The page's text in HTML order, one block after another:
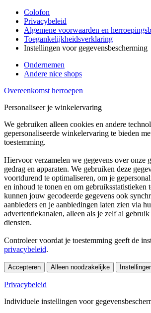
Colofon
Privacybeleid
Algemene voorwaarden en
Toegankelijkheidsverklaring
Instellingen voor gegevensbescherming
Ondernemen
Andere nice shops
Overeenkomst herroepen
Personaliseer je winkelervaring
We gebruiken alleen cookies en andere
gepersonaliseerde winkelervaring te bieden
toestemming.
Hiervoor verzamelen we gegevens over onze
gedrag en apparaten. We gebruiken deze
voortdurend te optimaliseren, om je
en inhoud te tonen en om gebruiksstatistieken
kunnen jouw gecodeerde gegevens ook
aanbieders en je aanbiedingen laten zien via
advertentiekanalen, alleen als je zelf al
diensten.
Controleer voordat je toestemming geeft de
privacybeleid.
Accepteren Alleen noodzakelijke
Privacybeleid
Individuele instellingen voor